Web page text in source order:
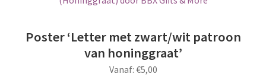
Poster ‘Letter met zwart/wit patroon
van honinggraat’
Vanaf: €5,00